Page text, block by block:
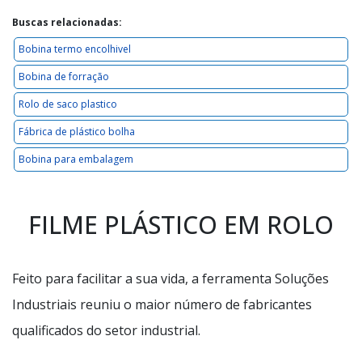
Buscas relacionadas:
Bobina termo encolhivel
Bobina de forração
Rolo de saco plastico
Fábrica de plástico bolha
Bobina para embalagem
FILME PLÁSTICO EM ROLO
Feito para facilitar a sua vida, a ferramenta Soluções
Industriais reuniu o maior número de fabricantes
qualificados do setor industrial.